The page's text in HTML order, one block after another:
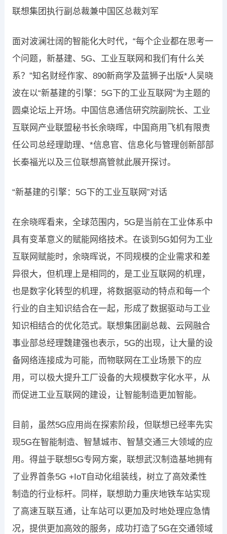
联想集团执行副总裁兼中国区总裁刘军
面对波澜壮阔的智能化大时代，“每个企业都在思考一
个问题，新基建、5G、工业互联网和我们有什么关
系？”知名财经作家、890新商学及蓝狮子出版*人吴晓
波在以“新基建的引擎：5G下的工业互联网”为主题的
圆桌论坛上开场。中国信息通信研究院副院长、工业
互联网产业联盟秘书长余晓晖，中国商用飞机有限责
任公司总经理助理、*信息官、信息化与管理创新部部
长秦福光以及三位联想高管就此展开探讨。
“新基建的引擎：5G下的工业互联网”对话
在余晓晖看来，全球范围内，5G是当前在工业体系中
具有变革意义的赋能网络技术。在谈到5G如何为工业
互联网赋能时，余晓晖说，不同规模的企业需求和差
异很大，但机理上是相同的，是工业互联网的机理，
也是数字化转型的机理，将数据驱动的特点和每一个
行业的自主知识结合在一起，形成了数据驱动与工业
知识相结合的优化范式。联想集团副总裁、云网融合
事业部总经理魏建强也表示，5G的出现，让大量的设
备网络连接成为可能，而物联网在工业场景下的应
用，可以极大提升工厂设备的大规模数字化水平，从
而促进工业互联网的建设，让智能制造更加智能。
目前，虽然5G应用尚在探索阶段，但联想已经率先实
现5G在智能制造、智慧城市、智慧交通三大领域的应
用。得益于联想5G专网方案，联想武汉制造基地拥有
了业界首条5G +IoT自动化组装线，树立了高效柔性
制造的行业标杆。同样，联想助力重庆地铁车站实现
了高速互联互通，让车站可以更加及时地处理应急情
况，提供更加高效的服务，成功打造了5G在交通领域